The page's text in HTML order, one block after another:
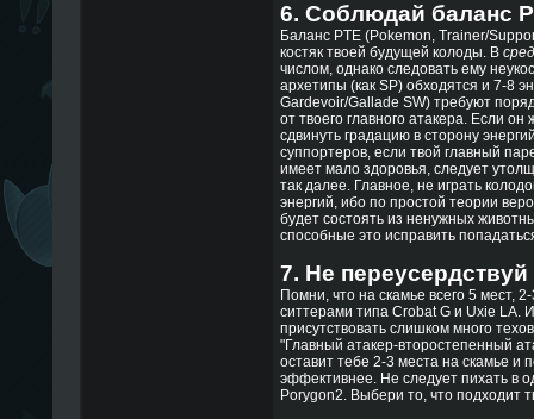
6. Соблюдай баланс
Баланс PTE (Pokemon, Trainer/
костяк твоей будущей колоды. В
числом, однако следовать ему
архетипы (как SP) обходятся и 7-8
Gardevoir/Gallade SW) требуют
от твоего главного атакера. Если
сдвинуть градацию в сторону
суппортеров, если твой главный
имеет мало здоровья, следует
так далее. Главное, не играть
энергий, ибо по простой теории
будет состоять из ненужных
способные это исправить
7. Не переусердствуй
Помни, что на скамье всего 5 мест,
ситтерами типа Crobat G и Uxie LA.
присутствовать слишком много
"Главный атакер-второстепенный
оставит тебе 2-3 места на скамье и
эффективнее. Не следует пихать в
Porygon2. Выбери то, что подходит